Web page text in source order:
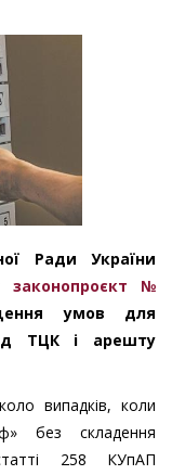
Ради України
законопроєкт №
умов для
ТЦК і арешту
випадків, коли
без складення
258 КУпАП